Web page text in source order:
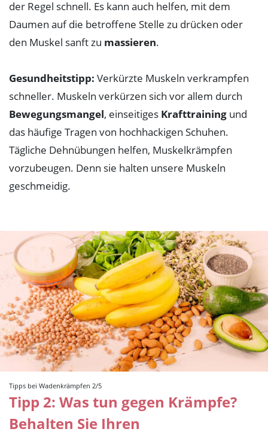
der Regel schnell. Es kann auch helfen, mit dem
Daumen auf die betroffene Stelle zu drücken oder
den Muskel sanft zu massieren.
Gesundheitstipp: Verkürzte Muskeln verkrampfen
schneller. Muskeln verkürzen sich vor allem durch
Bewegungsmangel , einseitiges Krafttraining und
das häufige Tragen von hochhackigen Schuhen.
Tägliche Dehnübungen helfen, Muskelkrämpfen
vorzubeugen. Denn sie halten unsere Muskeln
geschmeidig.
Tipps bei Wadenkrämpfen 2/5
Tipp 2: Was tun gegen Krämpfe?
Behalten Sie Ihren